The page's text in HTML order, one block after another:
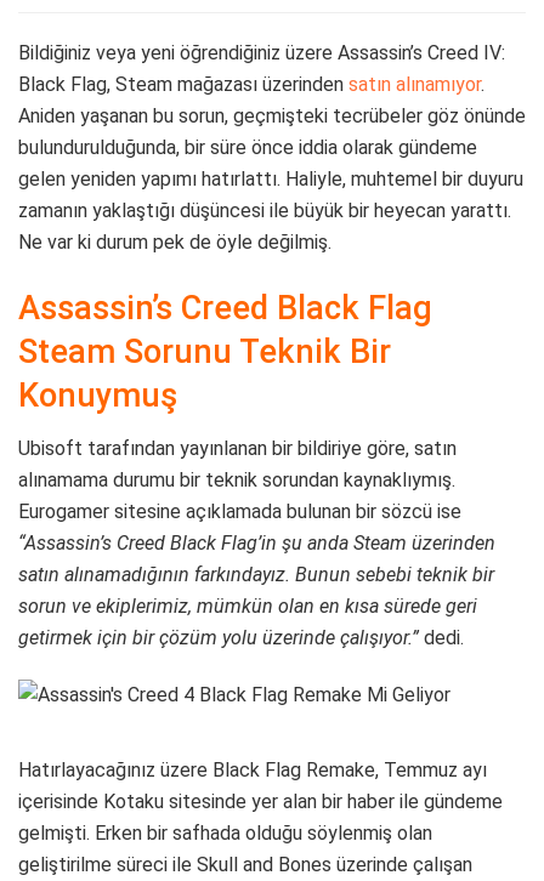
Bildiğiniz veya yeni öğrendiğiniz üzere Assassin’s Creed IV:
Black Flag, Steam mağazası üzerinden satın alınamıyor.
Aniden yaşanan bu sorun, geçmişteki tecrübeler göz önünde
bulundurulduğunda, bir süre önce iddia olarak gündeme
gelen yeniden yapımı hatırlattı. Haliyle, muhtemel bir duyuru
zamanın yaklaştığı düşüncesi ile büyük bir heyecan yarattı.
Ne var ki durum pek de öyle değilmiş.
Assassin’s Creed Black Flag
Steam Sorunu Teknik Bir
Konuymuş
Ubisoft tarafından yayınlanan bir bildiriye göre, satın
alınamama durumu bir teknik sorundan kaynaklıymış.
Eurogamer sitesine açıklamada bulunan bir sözcü ise
“Assassin’s Creed Black Flag’in şu anda Steam üzerinden
satın alınamadığının farkındayız. Bunun sebebi teknik bir
sorun ve ekiplerimiz, mümkün olan en kısa sürede geri
getirmek için bir çözüm yolu üzerinde çalışıyor.” dedi.
Hatırlayacağınız üzere Black Flag Remake, Temmuz ayı
içerisinde Kotaku sitesinde yer alan bir haber ile gündeme
gelmişti. Erken bir safhada olduğu söylenmiş olan
geliştirilme süreci ile Skull and Bones üzerinde çalışan